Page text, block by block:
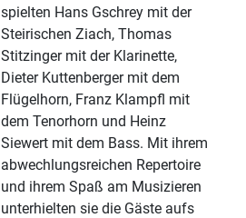
spielten Hans Gschrey mit der
Steirischen Ziach, Thomas
Stitzinger mit der Klarinette,
Dieter Kuttenberger mit dem
Flügelhorn, Franz Klampfl mit
dem Tenorhorn und Heinz
Siewert mit dem Bass. Mit ihrem
abwechlungsreichen Repertoire
und ihrem Spaß am Musizieren
unterhielten sie die Gäste aufs